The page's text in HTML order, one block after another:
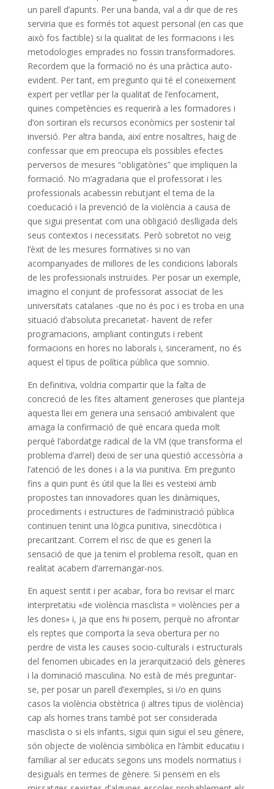
un parell d’apunts. Per una banda, val a dir que de res
serviria que es formés tot aquest personal (en cas que
això fos factible) si la qualitat de les formacions i les
metodologies emprades no fossin transformadores.
Recordem que la formació no és una pràctica auto-
evident. Per tant, em pregunto qui té el coneixement
expert per vetllar per la qualitat de l’enfocament,
quines competències es requerirà a les formadores i
d’on sortiran els recursos econòmics per sostenir tal
inversió. Per altra banda, així entre nosaltres, haig de
confessar que em preocupa els possibles efectes
perversos de mesures “obligatòries” que impliquen la
formació. No m’agradaria que el professorat i les
professionals acabessin rebutjant el tema de la
coeducació i la prevenció de la violència a causa de
que sigui presentat com una obligació deslligada dels
seus contextos i necessitats. Però sobretot no veig
l’èxit de les mesures formatives si no van
acompanyades de millores de les condicions laborals
de les professionals instruïdes. Per posar un exemple,
imagino el conjunt de professorat associat de les
universitats catalanes -que no és poc i es troba en una
situació d’absoluta precarietat- havent de refer
programacions, ampliant continguts i rebent
formacions en hores no laborals i, sincerament, no és
aquest el tipus de política pública que somnio.
En definitiva, voldria compartir que la falta de
concreció de les fites altament generoses que planteja
aquesta llei em genera una sensació ambivalent que
amaga la confirmació de què encara queda molt
perquè l’abordatge radical de la VM (que transforma el
problema d’arrel) deixi de ser una qüestió accessòria a
l’atenció de les dones i a la via punitiva. Em pregunto
fins a quin punt és útil que la llei es vesteixi amb
propostes tan innovadores quan les dinàmiques,
procediments i estructures de l’administració pública
continuen tenint una lògica punitiva, sinecdòtica i
precaritzant. Correm el risc de que es generi la
sensació de que ja tenim el problema resolt, quan en
realitat acabem d’arremangar-nos.
En aquest sentit i per acabar, fora bo revisar el marc
interpretatiu «de violència masclista = violències per a
les dones» i, ja que ens hi posem, perquè no afrontar
els reptes que comporta la seva obertura per no
perdre de vista les causes socio-culturals i estructurals
del fenomen ubicades en la jerarquització dels gèneres
i la dominació masculina. No està de més preguntar-
se, per posar un parell d’exemples, si i/o en quins
casos la violència obstètrica (i altres tipus de violència)
cap als homes trans també pot ser considerada
masclista o si els infants, sigui quin sigui el seu gènere,
són objecte de violència simbòlica en l’àmbit educatiu i
familiar al ser educats segons uns models normatius i
desiguals en termes de gènere. Si pensem en els